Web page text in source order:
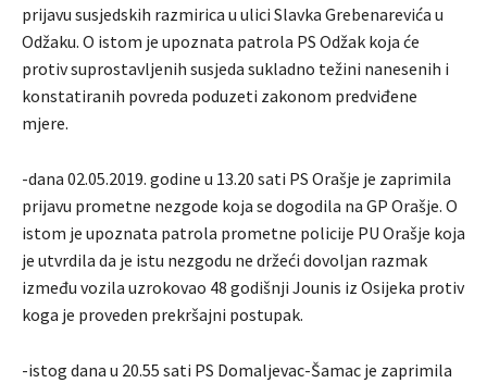
prijavu susjedskih razmirica u ulici Slavka Grebenarevića u
Odžaku. O istom je upoznata patrola PS Odžak koja će
protiv suprostavljenih susjeda sukladno težini nanesenih i
konstatiranih povreda poduzeti zakonom predviđene
mjere.
-dana 02.05.2019. godine u 13.20 sati PS Orašje je zaprimila
prijavu prometne nezgode koja se dogodila na GP Orašje. O
istom je upoznata patrola prometne policije PU Orašje koja
je utvrdila da je istu nezgodu ne držeći dovoljan razmak
između vozila uzrokovao 48 godišnji Jounis iz Osijeka protiv
koga je proveden prekršajni postupak.
-istog dana u 20.55 sati PS Domaljevac-Šamac je zaprimila